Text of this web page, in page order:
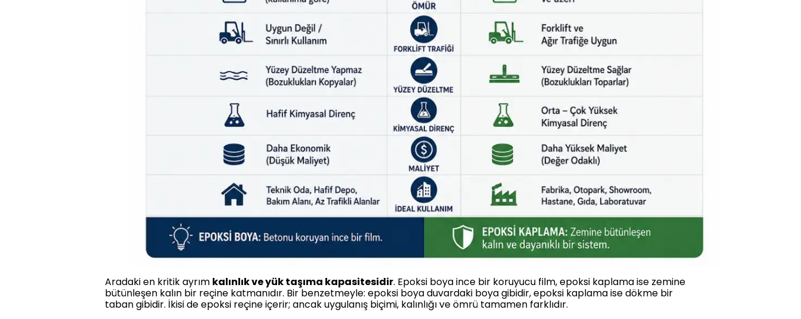
Aradaki en kritik ayrım kalınlık ve yük taşıma kapasitesidir. Epoksi boya ince bir koruyucu film, epoksi kaplama ise zemine
bütünleşen kalın bir reçine katmanıdır. Bir benzetmeyle: epoksi boya duvardaki boya gibidir, epoksi kaplama ise dökme bir
taban gibidir. İkisi de epoksi reçine içerir; ancak uygulanış biçimi, kalınlığı ve ömrü tamamen farklıdır.